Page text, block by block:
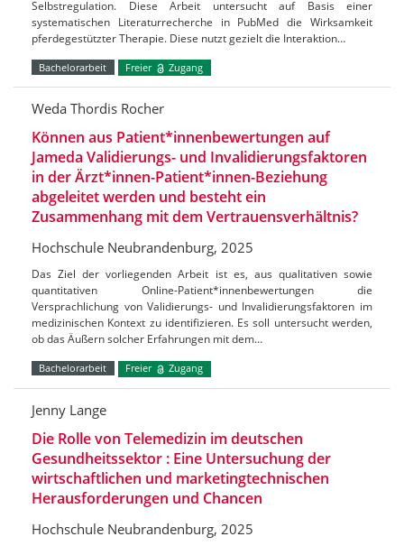
Selbstregulation. Diese Arbeit untersucht auf Basis einer
systematischen Literaturrecherche in PubMed die Wirksamkeit
pferdegestützter Therapie. Diese nutzt gezielt die Interaktion…
Bachelorarbeit Freier Zugang
Weda Thordis Rocher
Können aus Patient*innenbewertungen auf
Jameda Validierungs- und Invalidierungsfaktoren
in der Ärzt*innen-Patient*innen-Beziehung
abgeleitet werden und besteht ein
Zusammenhang mit dem Vertrauensverhältnis?
Hochschule Neubrandenburg, 2025
Das Ziel der vorliegenden Arbeit ist es, aus qualitativen sowie
quantitativen Online-Patient*innenbewertungen die
Versprachlichung von Validierungs- und Invalidierungsfaktoren im
medizinischen Kontext zu identifizieren. Es soll untersucht werden,
ob das Äußern solcher Erfahrungen mit dem…
Bachelorarbeit Freier Zugang
Jenny Lange
Die Rolle von Telemedizin im deutschen
Gesundheitssektor : Eine Untersuchung der
wirtschaftlichen und marketingtechnischen
Herausforderungen und Chancen
Hochschule Neubrandenburg, 2025